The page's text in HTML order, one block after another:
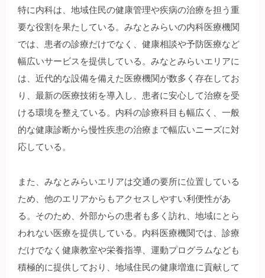
特に内科は、地域住民の健康管理や疾病の治療を担う重
要な役割を果たしている。みなとみらいの内科医療機関
では、患者の診療だけでなく、健康相談や予防医療など
幅広いサービスを提供している。みなとみらいエリアに
は、近代的な設備を備えた医療機関が数多く存在してお
り、最新の医療技術を導入し、患者に安心して治療を受
ける環境を整えている。内科の診療科目も幅広く、一般
的な健康診断から慢性疾患の治療まで幅広いニーズに対
応している。
また、みなとみらいエリアは交通の要所に位置している
ため、他のエリアからもアクセスしやすい利便性があ
る。そのため、外部からの患者も多く訪れ、地域にとら
われない医療を提供している。内科医療機関では、診療
だけでなく健康教室や栄養指導、運動プログラムなども
積極的に提供しており、地域住民の健康増進に貢献して